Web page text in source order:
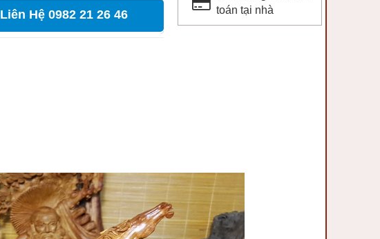
Liên Hệ 0982 21 26 46
toán tại nhà